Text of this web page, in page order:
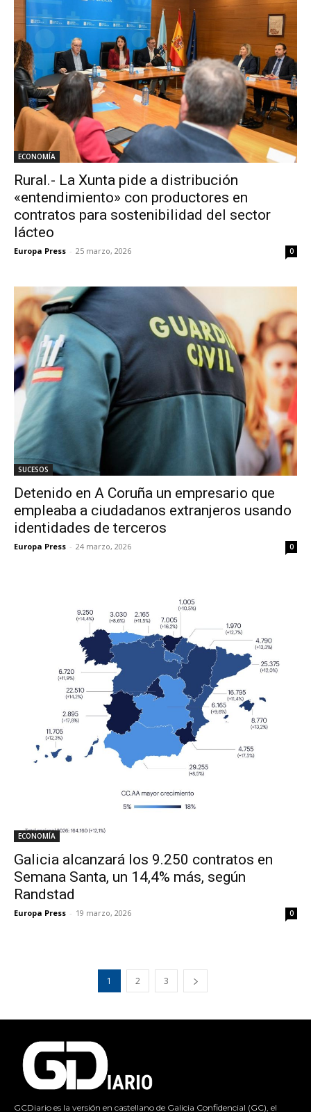
ECONOMÍA
Rural.- La Xunta pide a distribución
«entendimiento» con productores en
contratos para sostenibilidad del sector
lácteo
Europa Press - 25 marzo, 2026 0
SUCESOS
Detenido en A Coruña un empresario que
empleaba a ciudadanos extranjeros usando
identidades de terceros
Europa Press - 24 marzo, 2026 0
ECONOMÍA
Galicia alcanzará los 9.250 contratos en
Semana Santa, un 14,4% más, según
Randstad
Europa Press - 19 marzo, 2026 0
1 2 3
GCDiario es la versión en castellano de Galicia Confidencial (GC), el